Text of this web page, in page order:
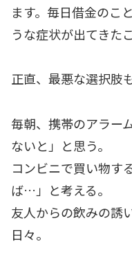
ます。毎日借金のこ
うな症状が出てきた
正直、最悪な選択肢
毎朝、携帯のアラー
ないと」と思う。
コンビニで買い物す
ば…」と考える。
友人からの飲みの誘
日々。